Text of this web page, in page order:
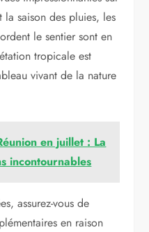
saison des pluies, les
le sentier sont en
tropicale est
vivant de la nature
en juillet : La
incontournables
assurez-vous de
en raison